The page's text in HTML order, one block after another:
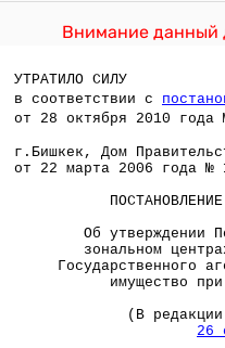
Внимание данный